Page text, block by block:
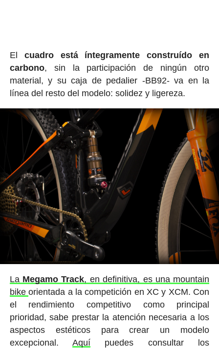
El cuadro está íntegramente construído en
carbono, sin la participación de ningún otro
material, y su caja de pedalier -BB92- va en la
línea del resto del modelo: solidez y ligereza.
La Megamo Track, en definitiva, es una mountain
bikeorientada a la competición en XC y XCM. Con
el rendimiento competitivo como principal
prioridad, sabe prestar la atención necesaria a los
aspectos estéticos para crear un modelo
excepcional.Aquí puedes consultar los